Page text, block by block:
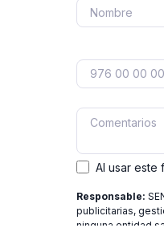
Al usar este
Responsable:
publicitarias,
ninguna entidad